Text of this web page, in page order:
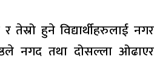
र तेस्रो हुने विद्यार्थीहरुलाई नगर
नगद तथा दोसल्ला ओढाएर